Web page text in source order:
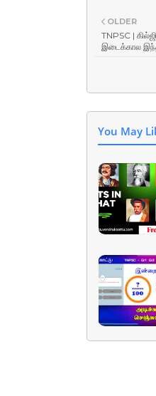
OLDER
TNPSC |
இடைக்கால
You May